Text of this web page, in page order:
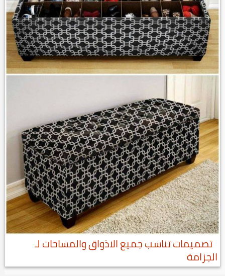
تصميمات تناسب جميع الاذواق والمساحات لـ
الجزامة